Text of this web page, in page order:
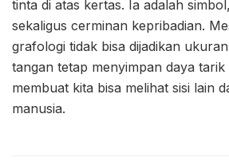
tinta di atas kertas. Ia adalah
sekaligus cerminan kepribadian.
grafologi tidak bisa dijadikan
tangan tetap menyimpan daya
membuat kita bisa melihat sisi lain
manusia.